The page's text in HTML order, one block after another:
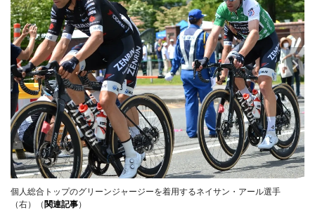
個人総合トップのグリーンジャージーを着用するネイサン・アール選手
（右）（関連記事）